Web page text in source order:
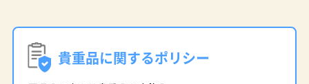
貴重品に関するポリシー